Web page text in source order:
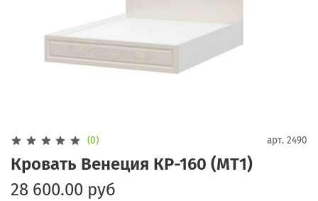
(0) арт. 2490
Кровать Венеция КР-160 (МТ1)
28 600.00 руб